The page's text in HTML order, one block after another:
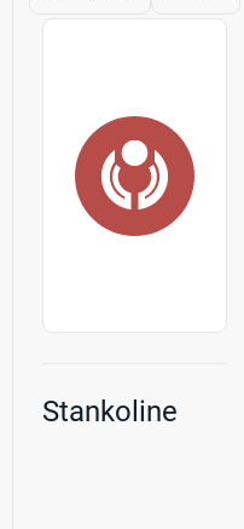
газовых резаков.
отличается...
Stankoline